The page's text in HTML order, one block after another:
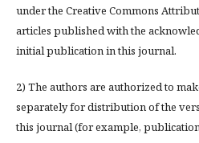
under the Creative Commons
articles published with the
initial publication in this journal.
2) The authors are authorized to
separately for distribution of the
this journal (for example,